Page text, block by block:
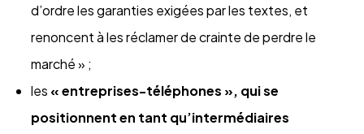
d’ordre les garanties exigées par les textes, et
renoncent à les réclamer de crainte de perdre le
marché » ;
les « entreprises-téléphones », qui se
positionnent en tant qu’intermédiaires